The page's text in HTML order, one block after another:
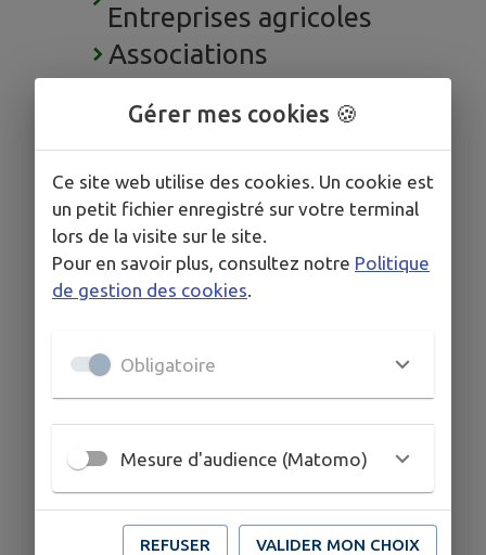
Entreprises agricoles
Associations
Gérer mes cookies 🍪
Ce site web utilise des cookies. Un cookie est
un petit fichier enregistré sur votre terminal
lors de la visite sur le site.
Pour en savoir plus, consultez notre Politique
de gestion des cookies.
Obligatoire
Mesure d'audience (Matomo)
REFUSER VALIDER MON CHOIX